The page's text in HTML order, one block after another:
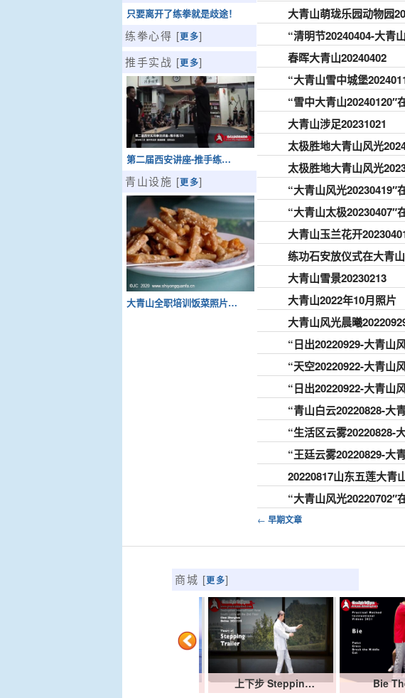
大青山萌珑乐园动物园
“清明节20240404-大青
春晖大青山20240402
“大青山雪中城堡
“雪中大青山20240120″
大青山涉足20231021
太极胜地大青山风光
太极胜地大青山风光
“大青山风光20230419″
“大青山太极20230407″
大青山玉兰花开
练功石安放仪式在大青
大青山雪景20230213
大青山2022年10月照片
大青山风光晨曦
“日出20220929-大青山
“天空20220922-大青山
“日出20220922-大青山
“青山白云20220828-大
“生活区云雾20220828-
“王廷云雾20220829-大
20220817山东五莲大青
“大青山风光20220702″
文章导航
← 早期文章
只要离开了练拳就是歧途！
练拳心得 [更多]
推手实战 [更多]
第二届西安讲座-推手练…
青山设施 [更多]
大青山全职培训饭菜照片…
商城 [更多]
上下步 Steppin… Bie